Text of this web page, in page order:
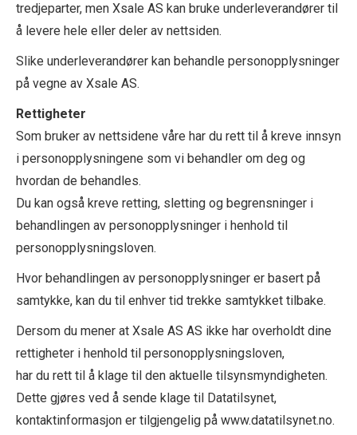
tredjeparter, men Xsale AS kan bruke underleverandører til
å levere hele eller deler av nettsiden.
Slike underleverandører kan behandle personopplysninger
på vegne av Xsale AS.
Rettigheter
Som bruker av nettsidene våre har du rett til å kreve innsyn
i personopplysningene som vi behandler om deg og
hvordan de behandles.
Du kan også kreve retting, sletting og begrensninger i
behandlingen av personopplysninger i henhold til
personopplysningsloven.
Hvor behandlingen av personopplysninger er basert på
samtykke, kan du til enhver tid trekke samtykket tilbake.
Dersom du mener at Xsale AS AS ikke har overholdt dine
rettigheter i henhold til personopplysningsloven,
har du rett til å klage til den aktuelle tilsynsmyndigheten.
Dette gjøres ved å sende klage til Datatilsynet,
kontaktinformasjon er tilgjengelig på www.datatilsynet.no.